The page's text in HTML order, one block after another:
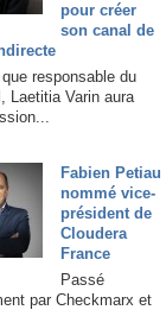
pour créer
son canal de
responsable du
Laetitia Varin aura
Fabien Petiau
nommé vice-
président de
Cloudera
France
Passé
par Checkmarx et